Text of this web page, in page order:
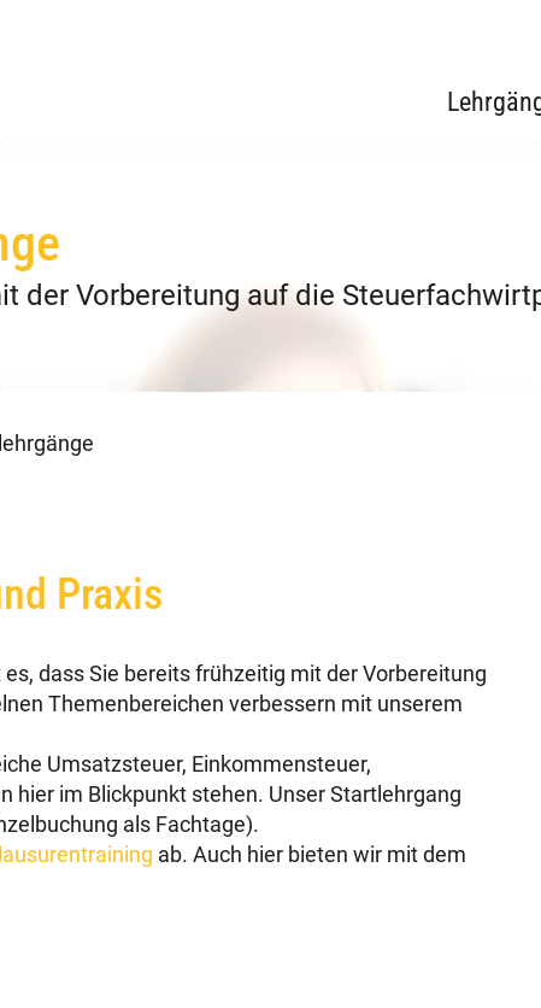
der Vorbereitung auf die
Praxis
dass Sie bereits frühzeitig mit der Vorbereitung
Themenbereichen verbessern mit unserem
Umsatzsteuer, Einkommensteuer,
hier im Blickpunkt stehen. Unser Startlehrgang
als Fachtage).
ab. Auch hier bieten wir mit dem